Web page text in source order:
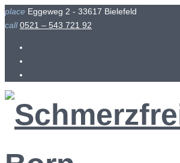
Skip
to
place Eggeweg 2 - 33617 Bielefeld
call 0521 – 543 721 92